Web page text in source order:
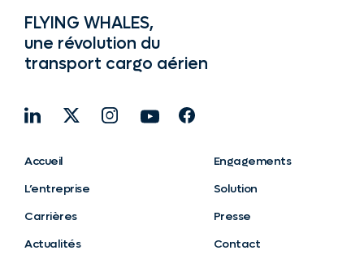
FLYING WHALES,
une révolution du
transport cargo aérien
Accueil
Engagements
L’entreprise
Solution
Carrières
Presse
Actualités
Contact